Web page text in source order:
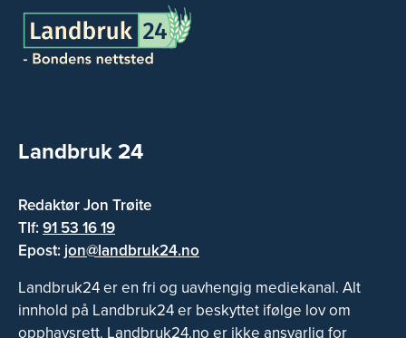
Landbruk 24
Redaktør Jon Trøite
Tlf:91 53 16 19
Epost: jon@landbruk24.no
Landbruk24 er en fri og uavhengig mediekanal. Alt
innhold på Landbruk24 er beskyttet ifølge lov om
opphavsrett. Landbruk24.no er ikke ansvarlig for